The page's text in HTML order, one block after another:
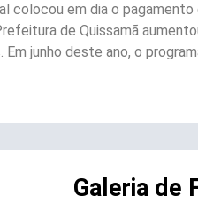
colocou em dia o
de Quissamã
junho deste ano, o
Galeria de